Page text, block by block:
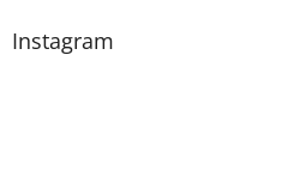
Instagram